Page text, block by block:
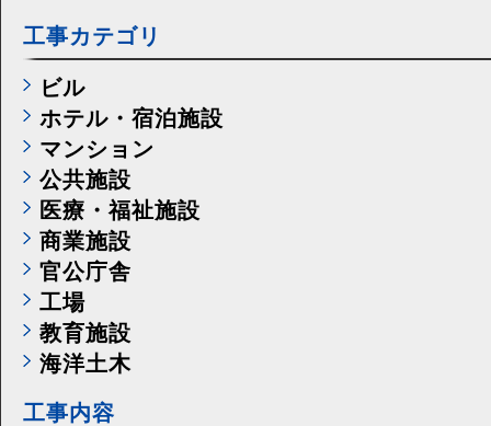
工事カテゴリ
ビル
ホテル・宿泊施設
マンション
公共施設
医療・福祉施設
商業施設
官公庁舎
工場
教育施設
海洋土木
工事内容